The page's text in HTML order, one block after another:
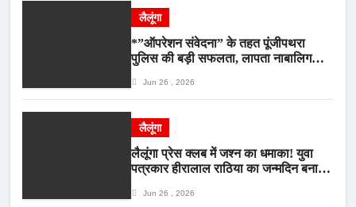
लैलूंगा
*”ऑपरेशन संवेदना” के तहत पूंजीपथरा
पुलिस की बड़ी सफलता, लापता नाबालिग
आरोपी गिरफ्तार*
Jun 26 , 2026
लैलूंगा
लैलूंगा प्रेस क्लब में जश्न का धमाका! युवा
पत्रकार हीरालाल राठिया का जन्मदिन बना
स्वरJun 26 , 2026